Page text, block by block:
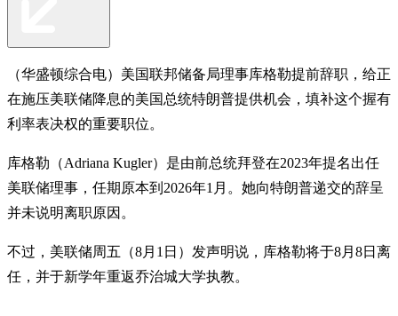
（华盛顿综合电）美国联邦储备局理事库格勒提前辞职，给正
在施压美联储降息的美国总统特朗普提供机会，填补这个握有
利率表决权的重要职位。
库格勒（Adriana Kugler）是由前总统拜登在2023年提名出任
美联储理事，任期原本到2026年1月。她向特朗普递交的辞呈
并未说明离职原因。
不过，美联储周五（8月1日）发声明说，库格勒将于8月8日离
任，并于新学年重返乔治城大学执教。